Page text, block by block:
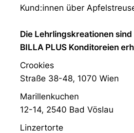
Kund:innen über
Die Lehrlingskreationen
BILLA PLUS Konditoreien
Crookies
Straße 38-48, 1070 Wien
Marillenkuchen
12-14, 2540 Bad Vöslau
Linzertorte